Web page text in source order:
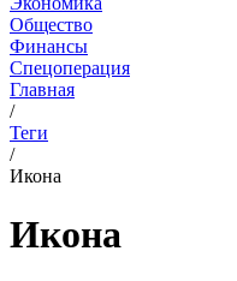
Общество
Финансы
Спецоперация
Главная
/
Теги
/
Икона
Икона